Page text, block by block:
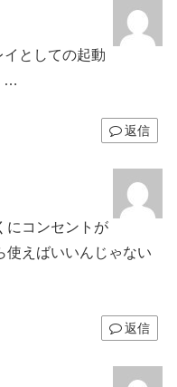
としての起動
…
返信
にコンセントが
使えばいいんじゃない
返信